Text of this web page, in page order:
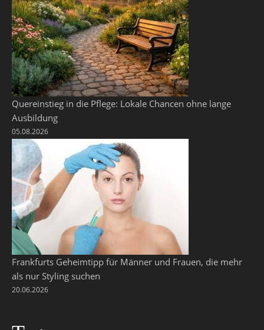
Quereinstieg in die Pflege: Lokale Chancen ohne lange
Ausbildung
05.08.2026
Frankfurts Geheimtipp für Männer und Frauen, die mehr
als nur Styling suchen
20.06.2026